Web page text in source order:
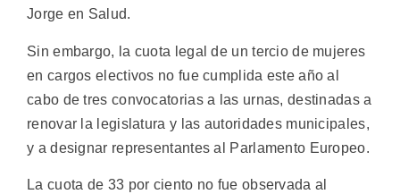
Jorge en Salud.
Sin embargo, la cuota legal de un tercio de mujeres
en cargos electivos no fue cumplida este año al
cabo de tres convocatorias a las urnas, destinadas a
renovar la legislatura y las autoridades municipales,
y a designar representantes al Parlamento Europeo.
La cuota de 33 por ciento no fue observada al